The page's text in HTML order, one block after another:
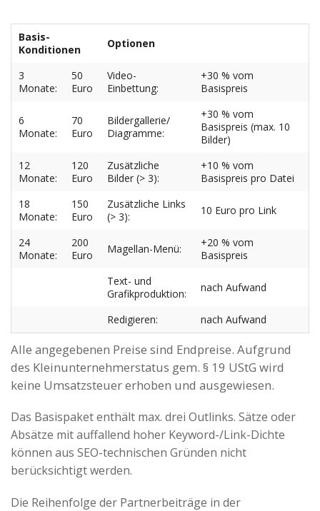
Basis-
Konditionen
Optionen
3
Monate:
50
Euro
Video-
Einbettung:
+30 % vom
Basispreis
6
Monate:
70
Euro
Bildergallerie/
Diagramme:
+30 % vom
Basispreis (max. 10
Bilder)
12
Monate:
120
Euro
Zusätzliche
Bilder (> 3):
+10 % vom
Basispreis pro Datei
18
Monate:
150
Euro
Zusätzliche Links
(> 3):
10 Euro pro Link
24
Monate:
200
Euro
Magellan-Menü:
+20 % vom
Basispreis
Text- und
Grafikproduktion:
nach Aufwand
Redigieren: nach Aufwand
Alle angegebenen Preise sind Endpreise. Aufgrund
des Kleinunternehmerstatus gem. § 19 UStG wird
keine Umsatzsteuer erhoben und ausgewiesen.
Das Basispaket enthält max. drei Outlinks. Sätze oder
Absätze mit auffallend hoher Keyword-/Link-Dichte
können aus SEO-technischen Gründen nicht
berücksichtigt werden.
Die Reihenfolge der Partnerbeiträge in der